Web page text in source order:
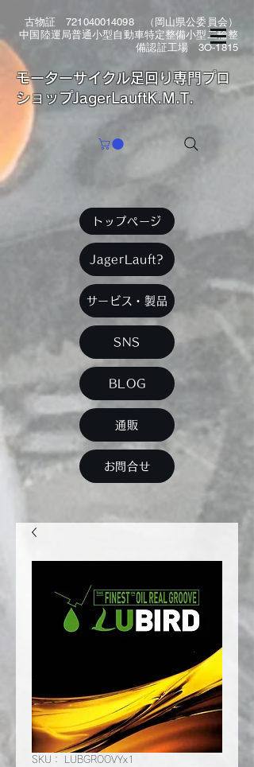
古物証 721040014098（岡山県公委員会）
中国陸運局普通小型自動車特定整備小型二輪整
備認証工場 3O-1815
​モーターサイクル足回り専門プロ
ショップJagerLauftK.M.T.
トップページ
JagerLauft?
サービス・製品
SNS
BLOG
通販
お問合せ
SKU： LUBGROOVYx1